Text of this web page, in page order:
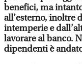
benefici, ma
all’esterno, inoltre
intemperie e
lavorare al banco.
dipendenti è